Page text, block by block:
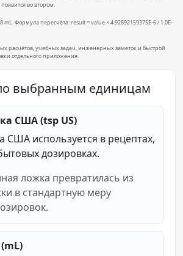
во втором.
mL. Формула пересчёта: result = value × 4.92892159375E-6 / 1.0E-
расчётов, учебных задач, инженерных заметок и быстрой
отдельного приложения.
выбранным единицам
США (tsp US)
США используется в рецептах,
дозировках.
ложка превратилась из
в стандартную меру